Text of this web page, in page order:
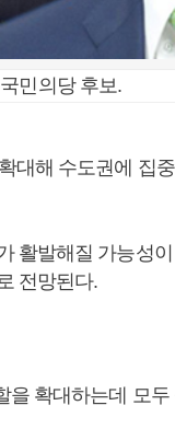
민의당 후보.
대해 수도권에 집
활발해질 가능성
전망된다.
확대하는데 모두